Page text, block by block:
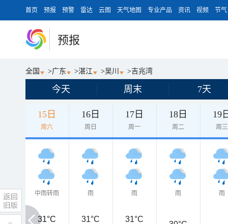
首页 预报 预警 雷达 云图 天气地图 专业产品 资讯 视频 节气
预报
全国 >广东 >湛江 >吴川 >吉兆湾
今天 周末 7天
15日
周六
16日
周日
17日
周一
18日
周二
19
周三
中雨转雨 雨 雨 雨 雨
31°C
31°C 31°C 31°C